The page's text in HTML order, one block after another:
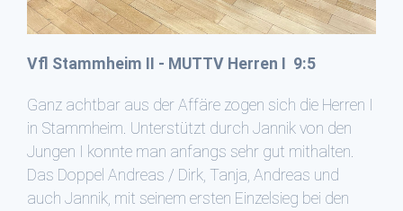
Vfl Stammheim II - MUTTV Herren I 9:5
Ganz achtbar aus der Affäre zogen sich die Herren I
in Stammheim. Unterstützt durch Jannik von den
Jungen I konnte man anfangs sehr gut mithalten.
Das Doppel Andreas / Dirk, Tanja, Andreas und
auch Jannik, mit seinem ersten Einzelsieg bei den